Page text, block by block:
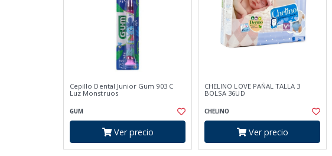
Cepillo Dental Junior Gum 903 C
Luz Monstruos
GUM
Ver precio
CHELINO LOVE PAÑAL TALLA 3
BOLSA 36UD
CHELINO
Ver precio